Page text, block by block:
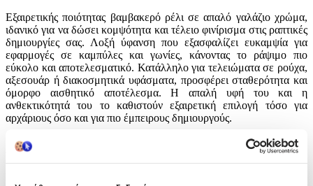
Εξαιρετικής ποιότητας βαμβακερό ρέλι σε απαλό γαλάζιο χρώμα,
ιδανικό για να δώσει κομψότητα και τέλειο φινίρισμα στις ραπτικές
δημιουργίες σας. Λοξή ύφανση που εξασφαλίζει ευκαμψία για
εφαρμογές σε καμπύλες και γωνίες, κάνοντας το ράψιμο πιο
εύκολο και αποτελεσματικό. Κατάλληλο για τελειώματα σε ρούχα,
αξεσουάρ ή διακοσμητικά υφάσματα, προσφέρει σταθερότητα και
όμορφο αισθητικό αποτέλεσμα. Η απαλή υφή του και η
ανθεκτικότητά του το καθιστούν εξαιρετική επιλογή τόσο για
αρχάριους όσο και για πιο έμπειρους δημιουργούς.
Χαρακτηριστικά